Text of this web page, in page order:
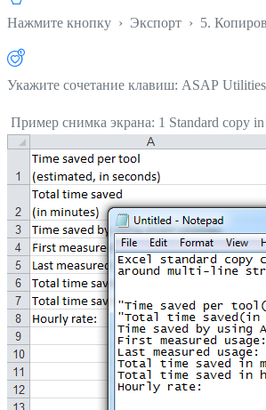
Нажмите кнопку › Экспорт › 5.
Укажите сочетание клавиш: ASAP
Пример снимка экрана: 1 Standard copy